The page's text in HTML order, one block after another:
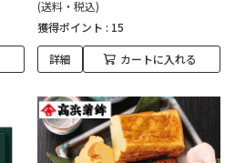
(送料・税込)
獲得ポイント : 15
詳細 カートに入れる